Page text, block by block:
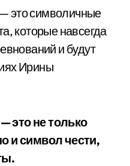
это символичные
которые навсегда
и будут
Ирины
это не только
и символ чести,